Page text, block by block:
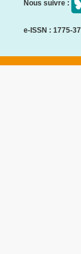
Nous suivre :
e-ISSN : 1775-